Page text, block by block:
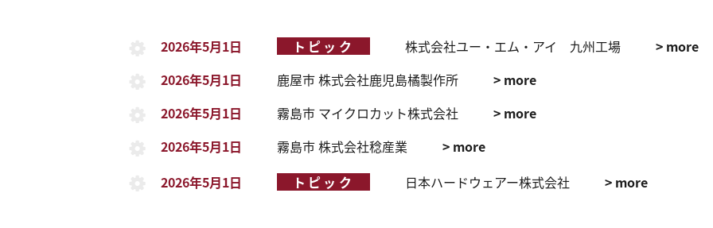
2026年5月1日 トピック 株式会社ユー・エム・アイ 九州工場
> more
2026年5月1日
鹿屋市株式会社鹿児島橘製作所
> more
2026年5月1日
霧島市 マイクロカット株式会社
> more
2026年5月1日
霧島市株式会社稔産業
> more
2026年5月1日
トピック 日本ハードウェアー株式会社 > more